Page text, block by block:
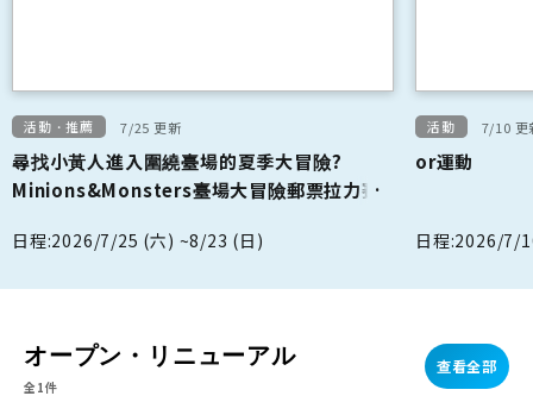
活動・推薦 7/25 更新
尋找小黃人進入圍繞臺場的夏季大冒險?
Minions&Monsters臺場大冒險郵票拉力賽
日程:2026/7/25 (六) ~8/23 (日)
活動 7/10 更
or運動
日程:2026/7/
オープン・リニューアル
全1件
查看全部